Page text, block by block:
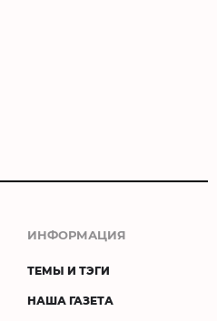
ИНФОРМАЦИЯ
ТЕМЫ И ТЭГИ
НАША ГАЗЕТА